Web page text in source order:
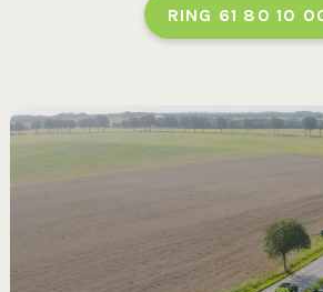
RING 61 80 10